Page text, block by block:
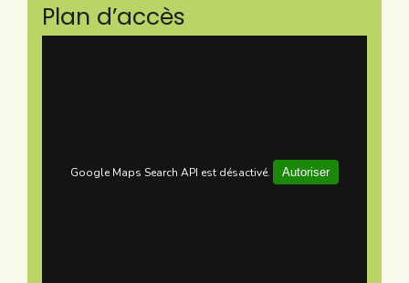
Plan d’accès
Google Maps Search API est désactivé. Autoriser